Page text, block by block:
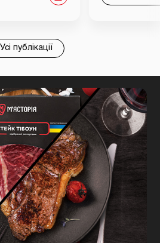
Усі публікації